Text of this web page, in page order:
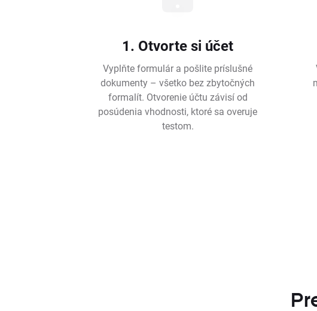
1. Otvorte si účet
Vyplňte formulár a pošlite príslušné
dokumenty – všetko bez zbytočných
formalít. Otvorenie účtu závisí od
posúdenia vhodnosti, ktoré sa overuje
testom.